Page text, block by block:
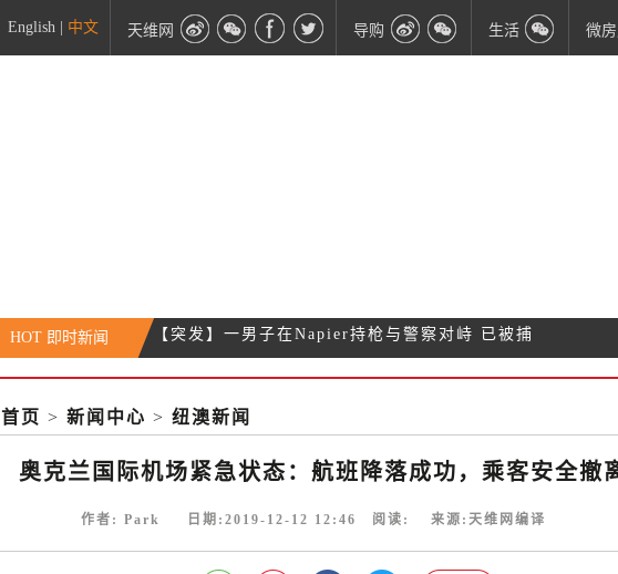
English 中文 天维网 导购 生活 微
HOT 即时新闻
【快讯】奥克兰公交罢工结束 明早恢复运营
撤离
【突发】一男子在Napier持枪与警察对峙 已被捕
首页 > 新闻中心 > 纽澳新闻
奥克兰国际机场紧急状态：航班降落成功，乘客安全撤
作者: Park 日期:2019-12-12 12:46 阅读: 来源:天维网编译